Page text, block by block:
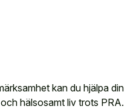
kan du hjälpa din
hälsosamt liv trots PRA.